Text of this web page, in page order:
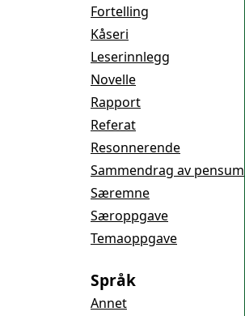
Fortelling
Kåseri
Leserinnlegg
Novelle
Rapport
Referat
Resonnerende
Sammendrag av pensum
Særemne
Særoppgave
Temaoppgave
Språk
Annet